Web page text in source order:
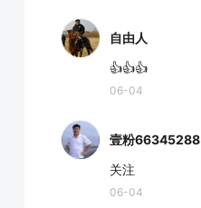
自由人
👍👍👍
06-04
壹粉66345288
关注
06-04